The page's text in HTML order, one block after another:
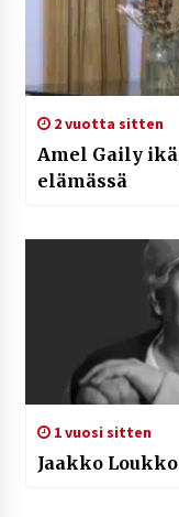
2 vuotta sitten
Amel Gaily
elämässä
1 vuosi sitten
Jaakko